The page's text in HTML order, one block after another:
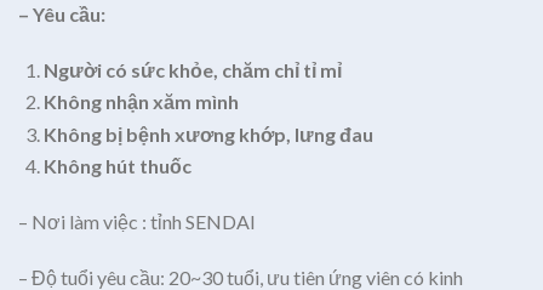
– Yêu cầu:
Người có sức khỏe, chăm chỉ tỉ mỉ
Không nhận xăm mình
Không bị bệnh xương khớp, lưng đau
Không hút thuốc
– Nơi làm việc : tỉnh SENDAI
– Độ tuổi yêu cầu: 20~30 tuổi, ưu tiên ứng viên có kinh